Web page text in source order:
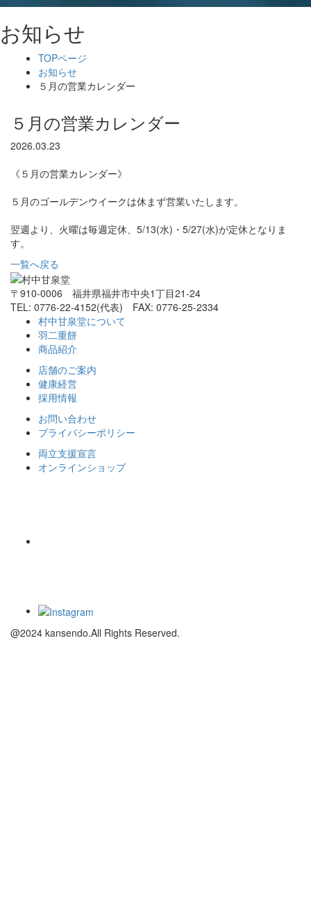
お知らせ
TOPページ
お知らせ
５月の営業カレンダー
５月の営業カレンダー
2026.03.23
《５月の営業カレンダー》
５月のゴールデンウイークは休まず営業いたします。
翌週より、火曜は毎週定休、5/13(水)・5/27(水)が定休となりま
す。
一覧へ戻る
〒910-0006 福井県福井市中央1丁目21-24
TEL: 0776-22-4152(代表) FAX: 0776-25-2334
村中甘泉堂について
羽二重餅
商品紹介
店舗のご案内
健康経営
採用情報
お問い合わせ
プライバシーポリシー
両立支援宣言
オンラインショップ
@2024 kansendo.All Rights Reserved.